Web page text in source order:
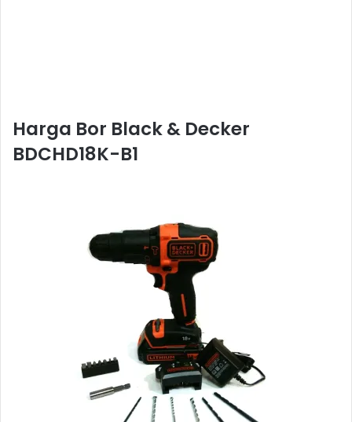
Harga Bor Black & Decker
BDCHD18K-B1